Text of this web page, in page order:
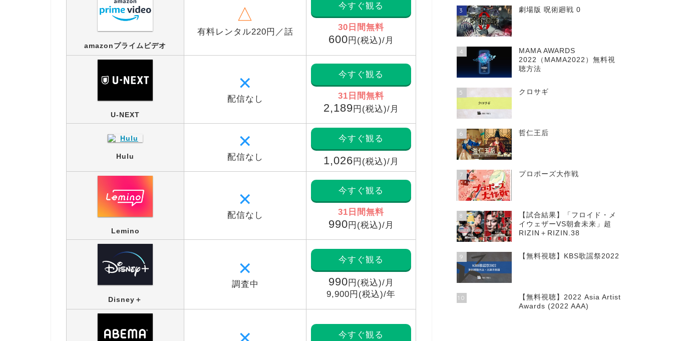
amazonプライムビデオ
△
有料レンタル220円／話
今すぐ観る
30日間無料
600 円(税込)/月
U-NEXT
✕
配信なし
今すぐ観る
31日間無料
2,189 円(税込)/月
Hulu
✕
配信なし
今すぐ観る
1,026 円(税込)/月
Lemino
✕
配信なし
今すぐ観る
31日間無料
990 円(税込)/月
Disney＋
✕
調査中
今すぐ観る
990 円(税込)/月
9,900円(税込)/年
今すぐ観る
3 劇場版 呪術廻戦 0
4
MAMA AWARDS
2022（MAMA2022）無料視
聴方法
5 クロサギ
6 哲仁王后
7 プロポーズ大作戦
8
【試合結果】「フロイド・メ
イウェザーVS朝倉未来」超
RIZIN＋RIZIN.38
9 【無料視聴】KBS歌謡祭2022
10
【無料視聴】2022 Asia Artist
Awards (2022 AAA)